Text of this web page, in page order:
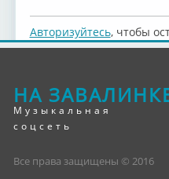
Авторизуйтесь, чтобы
НА
Музыкальная
соцсеть
Все права защищены © 2016